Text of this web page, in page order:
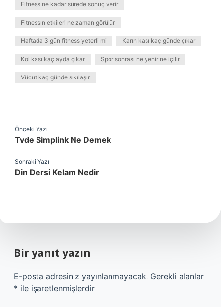
Fitness ne kadar sürede sonuç verir
Fitnessın etkileri ne zaman görülür
Haftada 3 gün fitness yeterli mi Karın kası kaç günde çıkar
Kol kası kaç ayda çıkar Spor sonrası ne yenir ne içilir
Vücut kaç günde sıkılaşır
Önceki Yazı
Tvde Simplink Ne Demek
Sonraki Yazı
Din Dersi Kelam Nedir
Bir yanıt yazın
E-posta adresiniz yayınlanmayacak. Gerekli alanlar
* ile işaretlenmişlerdir